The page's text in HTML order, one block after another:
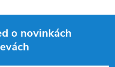
o novinkách